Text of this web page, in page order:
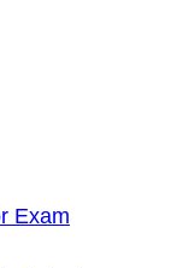
Exam